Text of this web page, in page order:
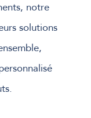
notre
solutions